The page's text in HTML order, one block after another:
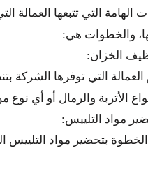
التي تتبعها العمالة
والخطوات هي:
الخزان:
التي توفرها الشركة
الأتربة والرمال أو أي نوع
مواد التلييس:
الخطوة بتحضير مواد